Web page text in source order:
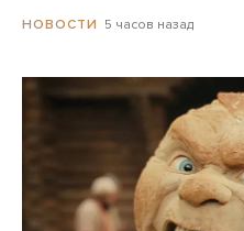
НОВОСТИ 5 часов назад